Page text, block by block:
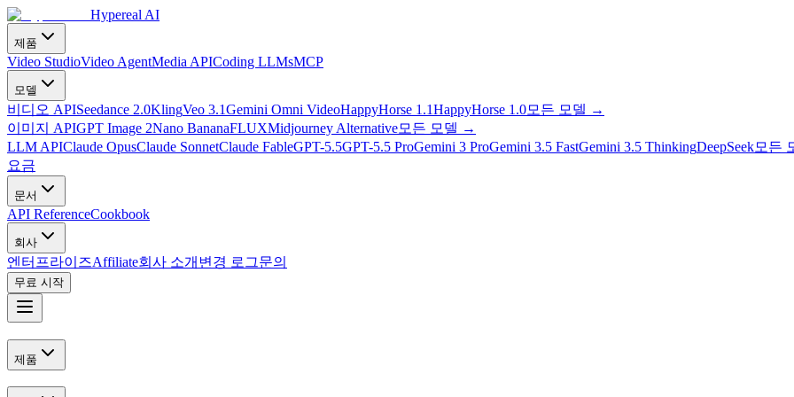
Hypereal AI
제품
Video StudioVideo AgentMedia APICoding LLMsMCP
모델
비디오 APISeedance 2.0KlingVeo 3.1Gemini Omni VideoHappyHorse 1.1HappyHorse 1.0모든 모델 →
이미지 APIGPT Image 2Nano BananaFLUXMidjourney Alternative모든 모델 →
LLM APIClaude OpusClaude SonnetClaude FableGPT-5.5GPT-5.5 ProGemini 3 ProGemini 3.5 FastGemini 3.5 ThinkingDeepSeek모든
요금
문서
API ReferenceCookbook
회사
엔터프라이즈Affiliate회사 소개 변경 로그문의
무료 시작
제품